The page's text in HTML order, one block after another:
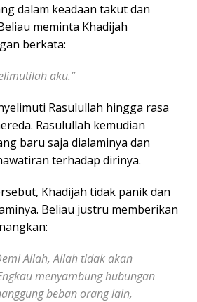
dalam keadaan takut dan
meminta Khadijah
berkata:
aku.”
Rasulullah hingga rasa
Rasulullah kemudian
baru saja dialaminya dan
terhadap dirinya.
Khadijah tidak panik dan
Beliau justru memberikan
Allah, Allah tidak akan
menyambung hubungan
beban orang lain,